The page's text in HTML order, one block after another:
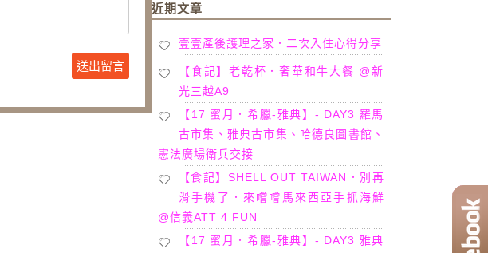
近期文章
壹壹產後護理之家．二次入住心得分享
【食記】老乾杯．奢華和牛大餐 @新
光三越A9
【17 蜜月．希臘-雅典】- DAY3 羅馬
古市集、雅典古市集、哈德良圖書館、
憲法廣場衛兵交接
【食記】SHELL OUT TAIWAN．別再
滑手機了．來嚐嚐馬來西亞手抓海鮮
@信義ATT 4 FUN
【17 蜜月．希臘-雅典】- DAY3 雅典